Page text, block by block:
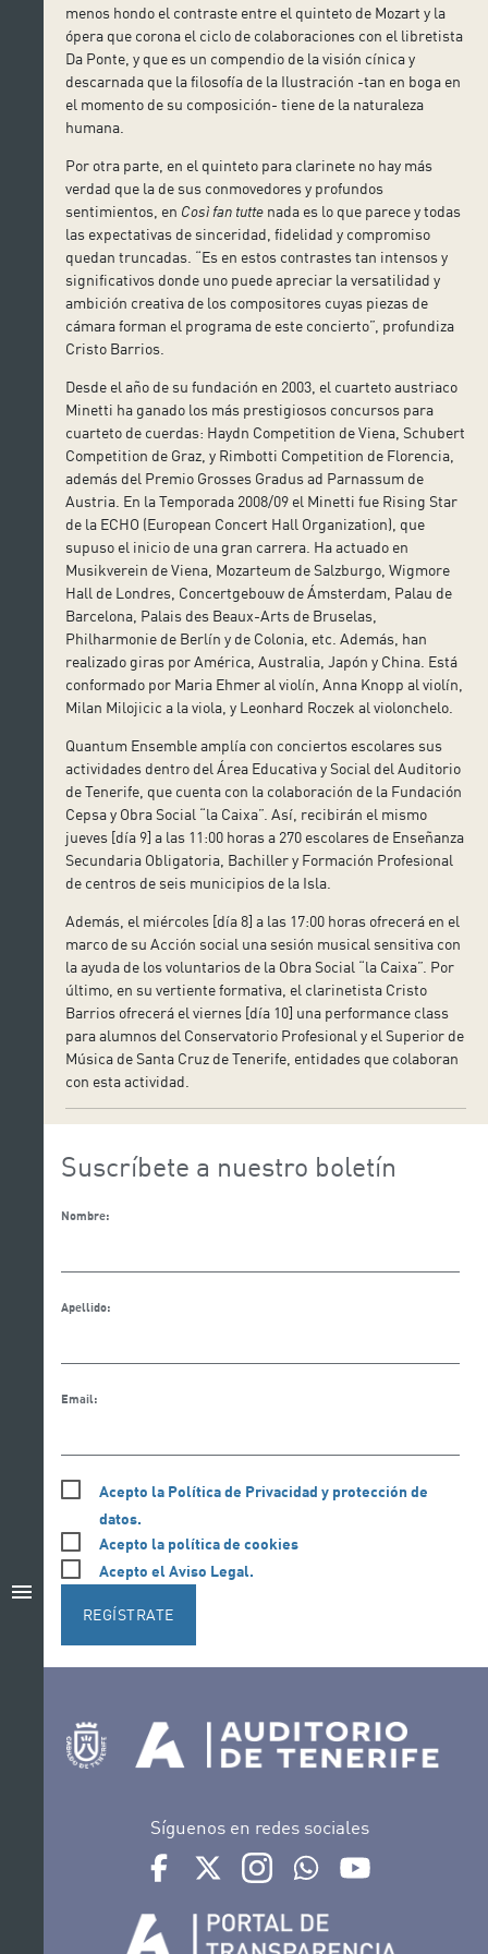
menu
menos hondo el contraste entre el quinteto de Mozart y la
ópera que corona el ciclo de colaboraciones con el libretista
Da Ponte, y que es un compendio de la visión cínica y
descarnada que la filosofía de la Ilustración -tan en boga en
el momento de su composición- tiene de la naturaleza
humana.
Por otra parte, en el quinteto para clarinete no hay más
verdad que la de sus conmovedores y profundos
sentimientos, en Così fan tutte nada es lo que parece y todas
las expectativas de sinceridad, fidelidad y compromiso
quedan truncadas. “Es en estos contrastes tan intensos y
significativos donde uno puede apreciar la versatilidad y
ambición creativa de los compositores cuyas piezas de
cámara forman el programa de este concierto”, profundiza
Cristo Barrios.
Desde el año de su fundación en 2003, el cuarteto austriaco
Minetti ha ganado los más prestigiosos concursos para
cuarteto de cuerdas: Haydn Competition de Viena, Schubert
Competition de Graz, y Rimbotti Competition de Florencia,
además del Premio Grosses Gradus ad Parnassum de
Austria. En la Temporada 2008/09 el Minetti fue Rising Star
de la ECHO (European Concert Hall Organization), que
supuso el inicio de una gran carrera. Ha actuado en
Musikverein de Viena, Mozarteum de Salzburgo, Wigmore
Hall de Londres, Concertgebouw de Ámsterdam, Palau de
Barcelona, Palais des Beaux-Arts de Bruselas,
Philharmonie de Berlín y de Colonia, etc. Además, han
realizado giras por América, Australia, Japón y China. Está
conformado por Maria Ehmer al violín, Anna Knopp al violín,
Milan Milojicic a la viola, y Leonhard Roczek al violonchelo.
Quantum Ensemble amplía con conciertos escolares sus
actividades dentro del Área Educativa y Social del Auditorio
de Tenerife, que cuenta con la colaboración de la Fundación
Cepsa y Obra Social “la Caixa”. Así, recibirán el mismo
jueves [día 9] a las 11:00 horas a 270 escolares de Enseñanza
Secundaria Obligatoria, Bachiller y Formación Profesional
de centros de seis municipios de la Isla.
Además, el miércoles [día 8] a las 17:00 horas ofrecerá en el
marco de su Acción social una sesión musical sensitiva con
la ayuda de los voluntarios de la Obra Social “la Caixa”. Por
último, en su vertiente formativa, el clarinetista Cristo
Barrios ofrecerá el viernes [día 10] una performance class
para alumnos del Conservatorio Profesional y el Superior de
Música de Santa Cruz de Tenerife, entidades que colaboran
con esta actividad.
Suscríbete a nuestro boletín
Nombre:
Apellido:
Email:
Acepto la Política de Privacidad y protección de
datos.
Acepto la política de cookies
Acepto el Aviso Legal.
REGÍSTRATE
Síguenos en redes sociales
Ir a perfil de Auditorio de Tenerife en Facebook
Ir a perfil de Auditorio de Tenerife en
Ir a perfil de Auditorio de
Ir al Boletín Whatsapp